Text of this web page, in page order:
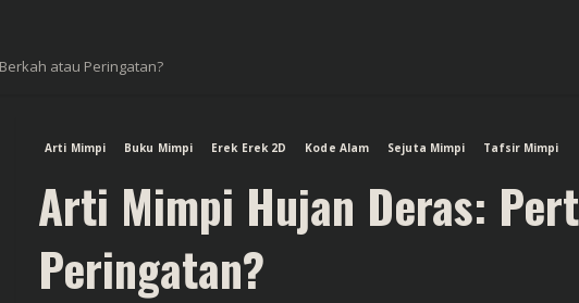
atau Peringatan?
Arti Mimpi Buku Mimpi Erek Erek 2D Kode Alam Sejuta Mimpi Tafsir Mimpi
Arti Mimpi Hujan Deras:
Peringatan?